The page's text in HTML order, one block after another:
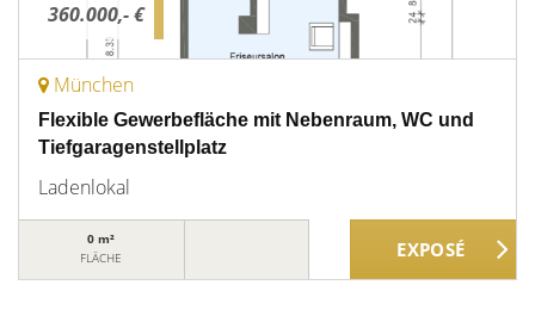
360.000,- €
München
Flexible Gewerbefläche mit Nebenraum, WC und
Tiefgaragenstellplatz
Ladenlokal
0 m²
FLÄCHE